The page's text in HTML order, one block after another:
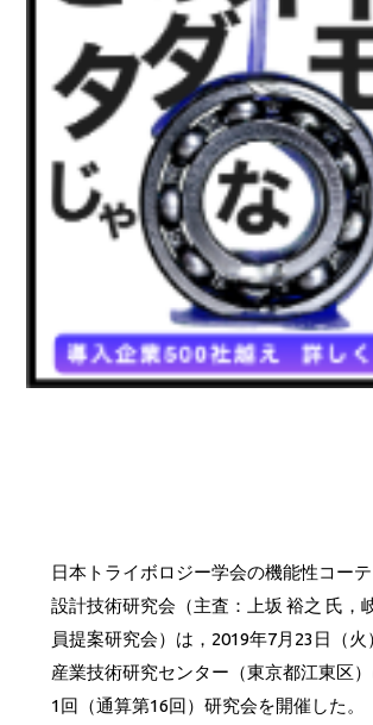
日本トライボロジー学会の機能性コー
設計技術研究会（主査：上坂 裕之 氏，
員提案研究会）は，2019年7月23日（
産業技術研究センター（東京都江東区
1回（通算第16回）研究会を開催した。